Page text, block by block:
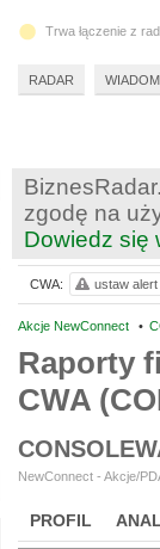
zgodę na
Dowiedz się
Akcje NewConnect •
Raporty
CWA
NewConnect - Akcje/
PROFIL
CWA: ustaw alert
3
Trwa łączenie z
RADAR